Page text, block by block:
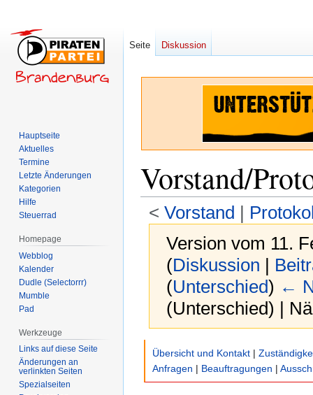
Vorstand/
< Vorstand ‎ |
Version vom 11.
(Diskussion |
(Unterschied) ←
(Unterschied) |
Zur
springen
Zur
springen
Übersicht und Kontakt |
Anfragen | Beauftragungen |
Seite Diskussion
Hauptseite
Aktuelles
Termine
Letzte Änderungen
Kategorien
Hilfe
Steuerrad
Homepage
Webblog
Kalender
Dudle (Selectorrr)
Mumble
Pad
Werkzeuge
Links auf diese Seite
Änderungen an
verlinkten Seiten
Spezialseiten